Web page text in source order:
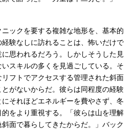
ックを要する複雑な地形を、基本的
験なしに訪れることは、怖いだけで
思われるだろう。しかしそうした見
スキルの多くを見過ごしている。そ
フトでアクセスする管理された斜面
がないからだ。彼らは同程度の経験
それほどエネルギーを費やさず、冬
をより重視する。「彼らは山を理解
面で暮らしてきたからだ。」バック